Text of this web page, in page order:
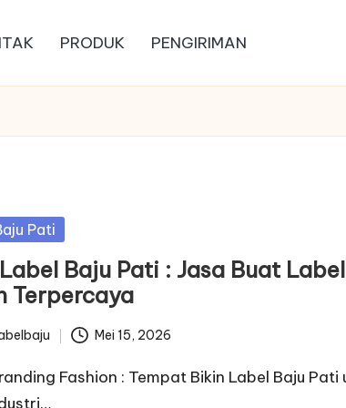
PRODUK PENGIRIMAN
Pati
Baju Pati : Jasa Buat
Terpercaya
Mei 15, 2026
Fashion : Tempat Bikin Label Baju